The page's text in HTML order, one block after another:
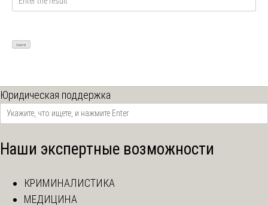
Юридическая поддержка
Наши экспертные возможности
КРИМИНАЛИСТИКА
МЕДИЦИНА